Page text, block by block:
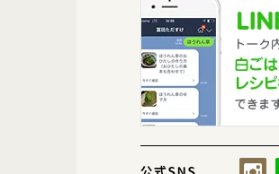
いただきます！】野菜ときのこたっぷりなヘ
プをプラスしてもいいかと思います。